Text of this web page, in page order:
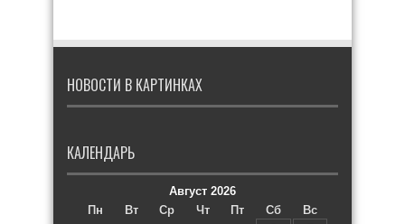
НОВОСТИ В КАРТИНКАХ
КАЛЕНДАРЬ
Август 2026
Пн
Вт Ср Чт Пт Сб
Вс